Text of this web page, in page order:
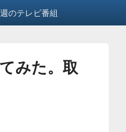
のテレビ番組
みた。取